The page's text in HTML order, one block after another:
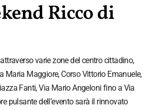
Ricco di
varie zone del centro cittadino,
Maria Maggiore, Corso Vittorio Emanuele,
Fanti, Via Mario Angeloni fino a Via
pulsante dell’evento sarà il rinnovato